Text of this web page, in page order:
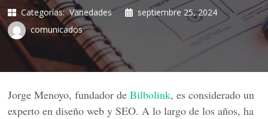
Categorías: Variedades
septiembre 25, 2024
comunicados
Jorge Menoyo, fundador deBilbolink, es considerado un
experto en diseño web y SEO. A lo largo de los años, ha